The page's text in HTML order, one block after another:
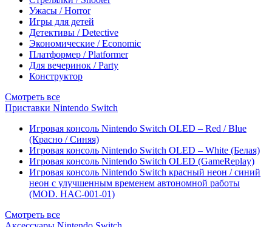
Ужасы / Horror
Игры для детей
Детективы / Detective
Экономические / Economic
Платформер / Platformer
Для вечеринок / Party
Конструктор
Смотреть все
Приставки Nintendo Switch
Игровая консоль Nintendo Switch OLED – Red / Blue
(Красно / Синяя)
Игровая консоль Nintendo Switch OLED – White (Белая)
Игровая консоль Nintendo Switch OLED (GameReplay)
Игровая консоль Nintendo Switch красный неон / синий
неон с улучшенным временем автономной работы
(MOD. HAC-001-01)
Смотреть все